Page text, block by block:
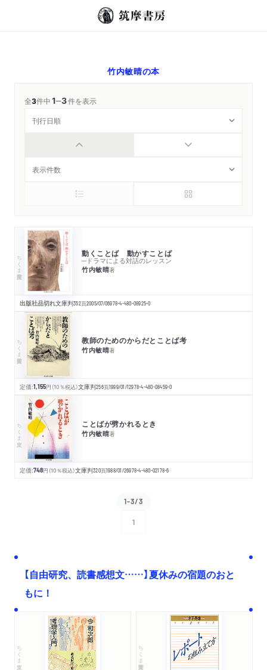
竹内敏晴の本
全3件中1─3件を表示
ちくま学芸文庫 動くことば 動かすことば
─ドラマによる対話のレッスン
竹内敏晴著
出版社品切れ文庫判352頁2005/07/06978-4-480-08925-0
ちくま学芸文庫 教師のためのからだとことば考
竹内敏晴著
定価:1,155円 （10％税込）文庫判256頁1999/01/12978-4-480-08459-0
ちくま文庫 ことばが劈かれるとき
竹内敏晴著
定価:748円 （10％税込）文庫判320頁1988/01/26978-4-480-02178-6
1-3/3
1
【自由研究、読書感想文……】夏休みの宿題のおと
もに！
ちくま文庫 ちくま学芸文庫